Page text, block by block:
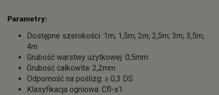
Parametry:
Dostępne szerokości :1m; 1,5m; 2m; 2,5m; 3m; 3,5m;
4m
Grubość warstwy użytkowej: 0,5mm
Grubość całkowita: 2,2mm
Odporność na poślizg: ≥ 0,3 DS
Klasyfikacja ogniowa: Cfl-s1